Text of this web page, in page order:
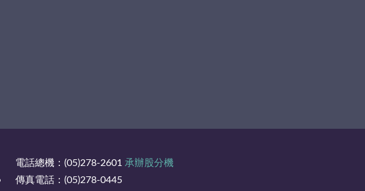
電話總機：(05)278-2601 承辦股分機
傳真電話：(05)278-0445